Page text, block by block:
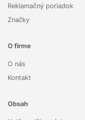
Reklamačný poriadok
Značky
O firme
O nás
Kontakt
Obsah